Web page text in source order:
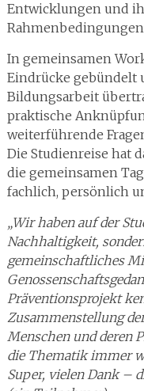
Entwicklungen und
In gemeinsamen
Eindrücke gebündelt
Bildungsarbeit
praktische
weiterführende
Die Studienreise hat
die gemeinsamen
fachlich, persönlich
„Wir haben auf der
Nachhaltigkeit,
gemeinschaftliches
Präventionsprojekt
Zusammenstellung
Menschen und deren
die Thematik immer
Super, vielen Dank –